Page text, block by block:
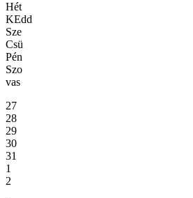
Hét
KEdd
Sze
Csü
Pén
Szo
vas
27
28
29
30
31
1
2